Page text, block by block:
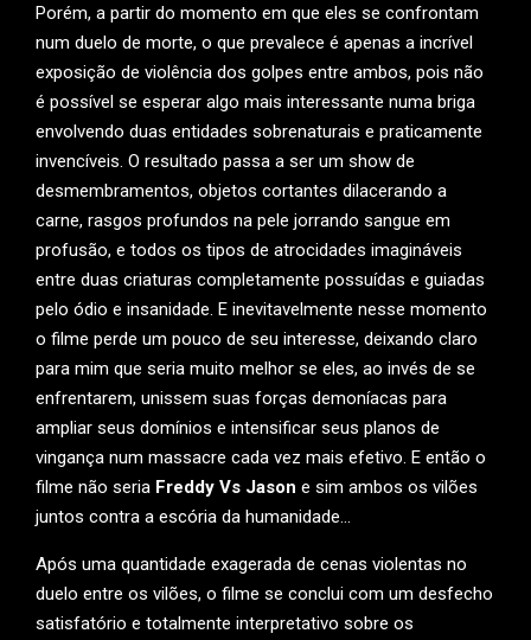
Porém, a partir do momento em que eles se confrontam
num duelo de morte, o que prevalece é apenas a incrível
exposição de violência dos golpes entre ambos, pois não
é possível se esperar algo mais interessante numa briga
envolvendo duas entidades sobrenaturais e praticamente
invencíveis. O resultado passa a ser um show de
desmembramentos, objetos cortantes dilacerando a
carne, rasgos profundos na pele jorrando sangue em
profusão, e todos os tipos de atrocidades imagináveis
entre duas criaturas completamente possuídas e guiadas
pelo ódio e insanidade. E inevitavelmente nesse momento
o filme perde um pouco de seu interesse, deixando claro
para mim que seria muito melhor se eles, ao invés de se
enfrentarem, unissem suas forças demoníacas para
ampliar seus domínios e intensificar seus planos de
vingança num massacre cada vez mais efetivo. E então o
filme não seria Freddy Vs Jason e sim ambos os vilões
juntos contra a escória da humanidade…
Após uma quantidade exagerada de cenas violentas no
duelo entre os vilões, o filme se conclui com um desfecho
satisfatório e totalmente interpretativo sobre os